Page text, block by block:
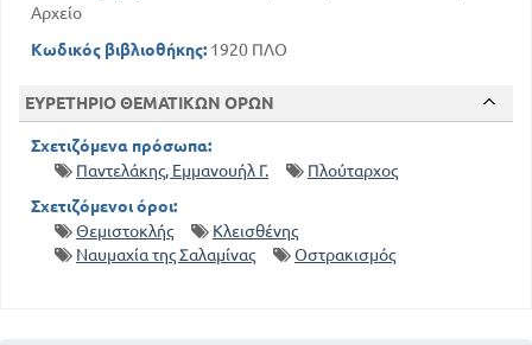
Αρχείο
Κωδικός βιβλιοθήκης: 1920 ΠΛΟ
ΕΥΡΕΤΗΡΙΟ ΘΕΜΑΤΙΚΩΝ ΟΡΩΝ
Σχετιζόμενα πρόσωπα:
Παντελάκης, Εμμανουήλ Γ.
Πλούταρχος
Σχετιζόμενοι όροι:
Θεμιστοκλής
Κλεισθένης
Ναυμαχία της Σαλαμίνας
Οστρακισμός